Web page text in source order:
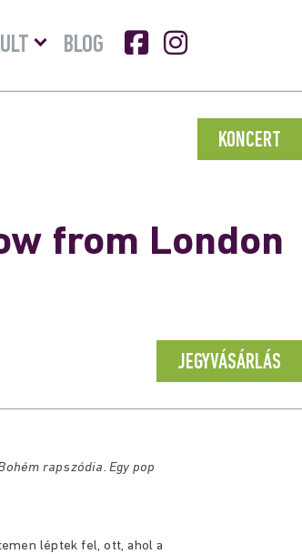
Menü
lenyitása
BLOG
KONCERT
from London
JEGYVÁSÁRLÁS
rapszódia. Egy pop
léptek fel, ott, ahol a